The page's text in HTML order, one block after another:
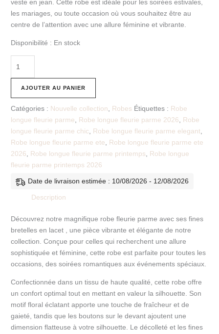
veste en jean. Cette robe est idéale pour les soirées estivales,
les mariages, ou toute occasion où vous souhaitez être au
centre de l’attention avec une allure féminine et vibrante.
Disponibilité : En stock
AJOUTER AU PANIER
Catégories : Nouvelle collection, Robes Étiquettes : Robe
longue fleurie parme, Robe longue fleurie parme 2026, Robe
longue fleurie parme chic, Robe longue fleurie parme elegant,
Robe longue fleurie parme ete, Robe longue fleurie parme ete
2026, Robe longue fleurie parme printemps, Robe longue
fleurie parme printemps 2026
Date de livraison estimée : 10/08/2026 - 12/08/2026
Description
Découvrez notre magnifique robe fleurie parme avec ses fines
bretelles en lacet , une pièce vibrante et élégante de notre
collection. Conçue pour celles qui recherchent une allure
sophistiquée et féminine, cette robe est parfaite pour toutes les
occasions, des soirées romantiques aux événements spéciaux.
Confectionnée dans un tissu de haute qualité, cette robe offre
un confort optimal tout en mettant en valeur la silhouette. Son
motif floral éclatant apporte une touche de fraîcheur et de
gaieté, tandis que les boutons sur le devant ajoutent une
dimension flatteuse à votre silhouette. Le décolleté et les fines